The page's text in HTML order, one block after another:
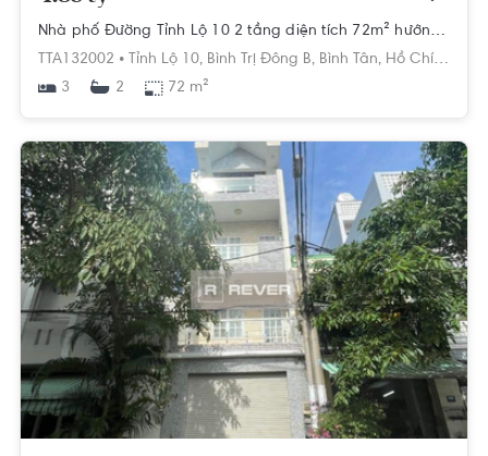
Nhà phố Đường Tỉnh Lộ 10 2 tầng diện tích 72m² hướng bắc pháp lý sổ hồng.
TTA132002 • Tỉnh Lộ 10, Bình Trị Đông B, Bình Tân, Hồ Chí Minh
3
2 72 m²